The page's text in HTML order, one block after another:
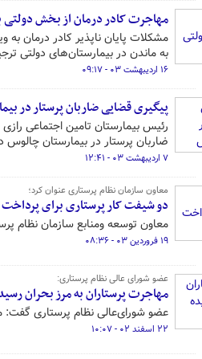
مهاجرت کادر درمان از بخش
مشکلات پایان ناپذیر کادر درمان
به ماندن در بیمارستان‌های دولتی
۱۶ اردیبهشت ۰۳ - ۰۹:۱۷
پیگیری قضایی ضاربان پرستار در
رئیس بیمارستان تامین اجتماعی
ضاربان پرستار در بیمارستان
۷ اردیبهشت ۰۳ - ۱۲:۴۱
معاون سازمان نظام پرستاری عنوان کرد؛
دو شیفت کار پرستاری برای پرداخت
معاون توسعه ومنابع سازمان نظام
۱۹ فروردین ۰۳ - ۰۸:۳۶
عضو شورای عالی نظام پرستاری:
مهاجرت پرستاران به مرز بحران
عضو شورای‌عالی نظام پرستاری گفت:
۲۲ اسفند ۰۲ - ۱۰:۰۷